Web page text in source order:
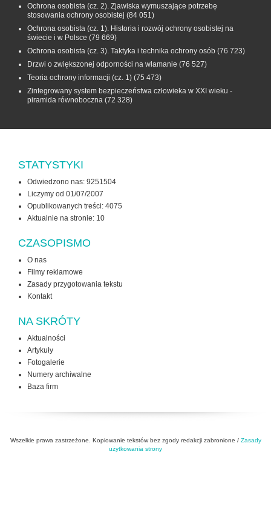
Ochrona osobista (cz. 2). Zjawiska wymuszające potrzebę
stosowania ochrony osobistej (84 051)
Ochrona osobista (cz. 1). Historia i rozwój ochrony osobistej na
świecie i w Polsce (79 669)
Ochrona osobista (cz. 3). Taktyka i technika ochrony osób (76 723)
Drzwi o zwiększonej odporności na włamanie (76 527)
Teoria ochrony informacji (cz. 1) (75 473)
Zintegrowany system bezpieczeństwa człowieka w XXI wieku -
piramida równoboczna (72 328)
STATYSTYKI
Odwiedzono nas: 9251504
Liczymy od 01/07/2007
Opublikowanych treści: 4075
Aktualnie na stronie: 10
CZASOPISMO
O nas
Filmy reklamowe
Zasady przygotowania tekstu
Kontakt
NA SKRÓTY
Aktualności
Artykuły
Fotogalerie
Numery archiwalne
Baza firm
Wszelkie prawa zastrzeżone. Kopiowanie tekstów bez zgody redakcji zabronione / Zasady
użytkowania strony